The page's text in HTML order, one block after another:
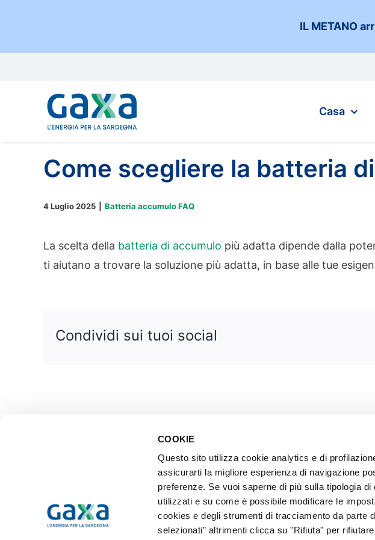
IL METANO
COOKIE
Questo sito utilizza cookie analytics e di
assicurarti la migliore esperienza di navigazione
preferenze. Se vuoi saperne di più sulla tipologia
utilizzati e su come è possibile modificare le
cookies e degli strumenti di tracciamento da parte
selezionati” altrimenti clicca su "Rifiuta" per
contenuto
Casa
Come scegliere la batteria
4 Luglio 2025 Batteria accumulo FAQ
La scelta della batteria di accumulo più adatta dipende dalla
ti aiutano a trovare la soluzione più adatta, in base alle tue
Condividi sui tuoi social
© 2020 GAXA S.p.A. – Sede legale: Via Goffredo Mameli, 191 – 09123 Cagliari – Registro